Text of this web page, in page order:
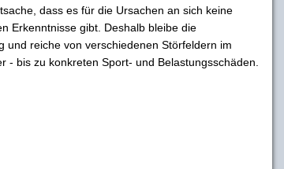
dass es für die Ursachen an sich keine
Erkenntnisse gibt. Deshalb bleibe die
und reiche von verschiedenen Störfeldern im
- bis zu konkreten Sport- und Belastungsschäden.